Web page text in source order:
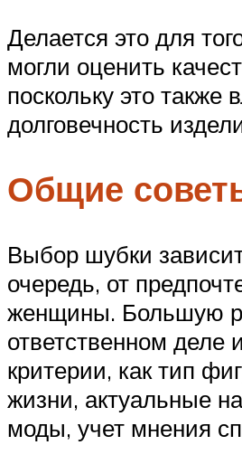
Делается это для
могли оценить
поскольку это также
долговечность
Общие
Выбор шубки
очередь, от
женщины. Большую
ответственном деле
критерии, как тип
жизни, актуальные
моды, учет мнения